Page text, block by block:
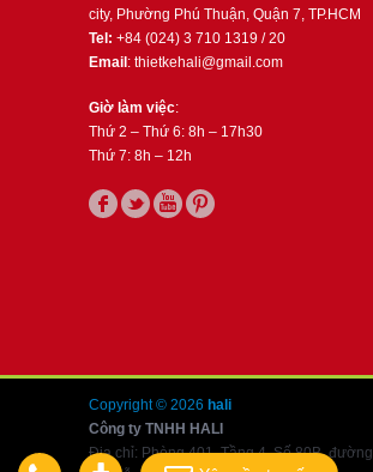
city, Phường Phú Thuận, Quận 7, TP.HCM
Tel: +84 (024) 3 710 1319 / 20
Email: thietkehali@gmail.com
Giờ làm việc:
Thứ 2 – Thứ 6: 8h – 17h30
Thứ 7: 8h – 12h
Copyright © 2026 hali
Công ty TNHH HALI
Địa chỉ: Phòng 401, Tầng 4, Số 80B, đường